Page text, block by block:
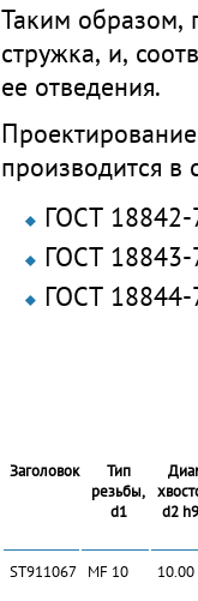
Таким образом,
стружка, и,
ее отведения.
производится в
ГОСТ 18842-
ГОСТ 18843-
ГОСТ 18844-
Заголовок
Тип
резьбы,
d1
d2
ST911067 MF 10 10.00